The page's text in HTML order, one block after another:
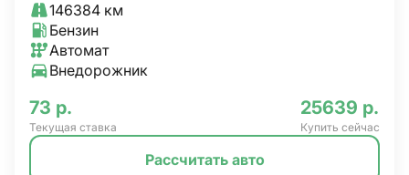
146384 км
Бензин
Автомат
Внедорожник
73 р.
Текущая ставка
25639 р.
Купить сейчас
Рассчитать авто